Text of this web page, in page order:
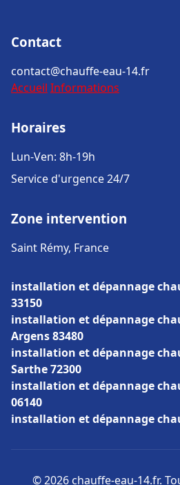
Contact
contact@chauffe-eau-14.fr
Accueil Informations
Horaires
Lun-Ven: 8h-19h
Service d'urgence 24/7
Zone intervention
Saint Rémy, France
installation et dépannage
33150
installation et dépannage
Argens 83480
installation et dépannage
Sarthe 72300
installation et dépannage
06140
installation et dépannage
© 2026 chauffe-eau-14.fr.